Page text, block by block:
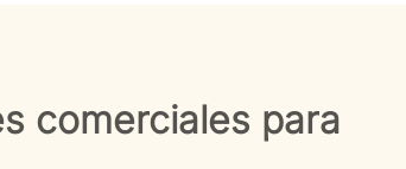
comerciales para